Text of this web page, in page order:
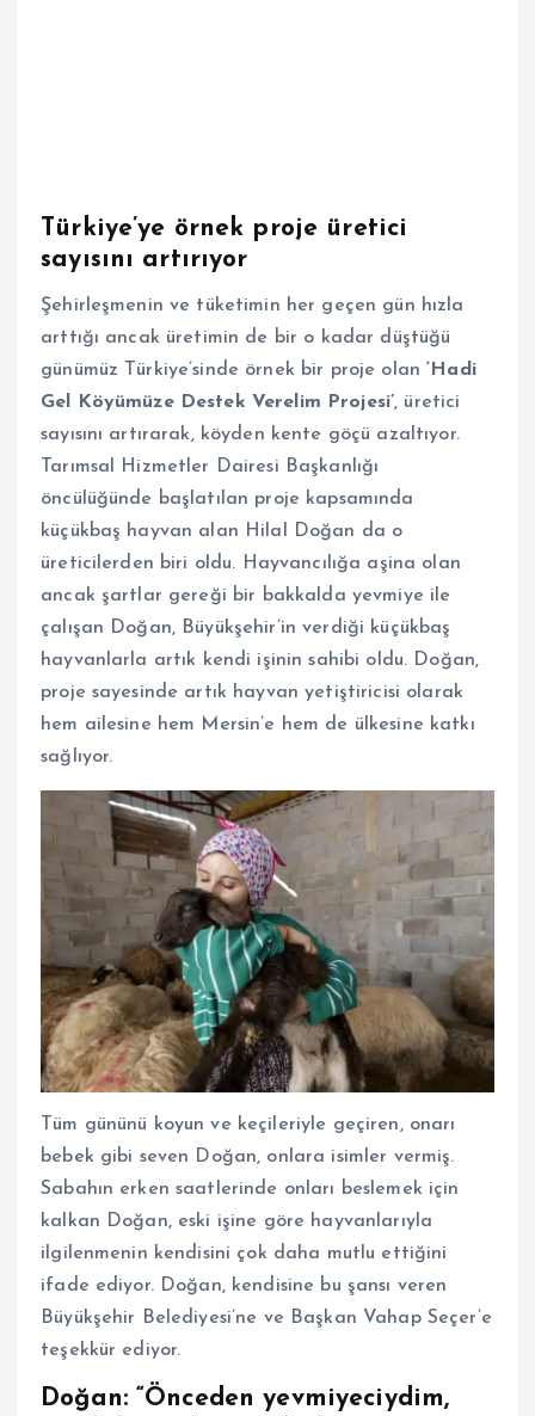
Türkiye’ye örnek proje üretici
sayısını artırıyor
Şehirleşmenin ve tüketimin her geçen gün hızla
arttığı ancak üretimin de bir o kadar düştüğü
günümüz Türkiye’sinde örnek bir proje olan‘Hadi
Gel Köyümüze Destek Verelim Projesi’, üretici
sayısını artırarak, köyden kente göçü azaltıyor.
Tarımsal Hizmetler Dairesi Başkanlığı
öncülüğünde başlatılan proje kapsamında
küçükbaş hayvan alan Hilal Doğan da o
üreticilerden biri oldu. Hayvancılığa aşina olan
ancak şartlar gereği bir bakkalda yevmiye ile
çalışan Doğan, Büyükşehir’in verdiği küçükbaş
hayvanlarla artık kendi işinin sahibi oldu. Doğan,
proje sayesinde artık hayvan yetiştiricisi olarak
hem ailesine hem Mersin’e hem de ülkesine katkı
sağlıyor.
Tüm gününü koyun ve keçileriyle geçiren, onarı
bebek gibi seven Doğan, onlara isimler vermiş.
Sabahın erken saatlerinde onları beslemek için
kalkan Doğan, eski işine göre hayvanlarıyla
ilgilenmenin kendisini çok daha mutlu ettiğini
ifade ediyor. Doğan, kendisine bu şansı veren
Büyükşehir Belediyesi’ne ve Başkan Vahap Seçer’e
teşekkür ediyor.
Doğan: “Önceden yevmiyeciydim,